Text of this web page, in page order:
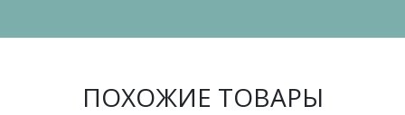
ПОХОЖИЕ ТОВАРЫ